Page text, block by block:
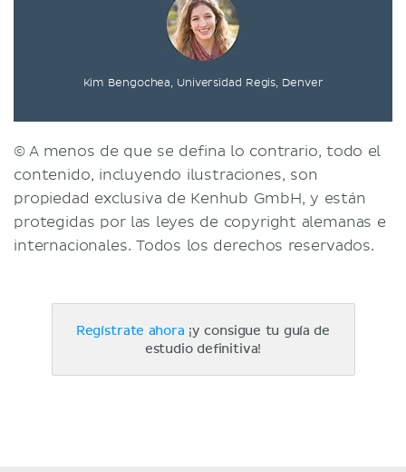
Kim Bengochea, Universidad Regis, Denver
© A menos de que se defina lo contrario, todo el
contenido, incluyendo ilustraciones, son
propiedad exclusiva de Kenhub GmbH, y están
protegidas por las leyes de copyright alemanas e
internacionales. Todos los derechos reservados.
Regístrate ahora ¡y consigue tu guía de
estudio definitiva!